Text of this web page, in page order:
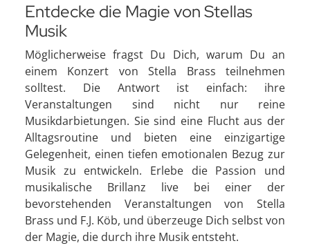
Entdecke die Magie von Stellas
Musik
Möglicherweise fragst Du Dich, warum Du an
einem Konzert von Stella Brass teilnehmen
solltest. Die Antwort ist einfach: ihre
Veranstaltungen sind nicht nur reine
Musikdarbietungen. Sie sind eine Flucht aus der
Alltagsroutine und bieten eine einzigartige
Gelegenheit, einen tiefen emotionalen Bezug zur
Musik zu entwickeln. Erlebe die Passion und
musikalische Brillanz live bei einer der
bevorstehenden Veranstaltungen von Stella
Brass und F.J. Köb, und überzeuge Dich selbst von
der Magie, die durch ihre Musik entsteht.